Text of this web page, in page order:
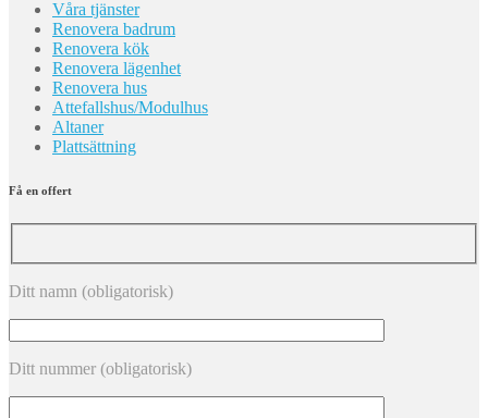
Våra tjänster
Renovera badrum
Renovera kök
Renovera lägenhet
Renovera hus
Attefallshus/Modulhus
Altaner
Plattsättning
Få en offert
Ditt namn (obligatorisk)
Ditt nummer (obligatorisk)